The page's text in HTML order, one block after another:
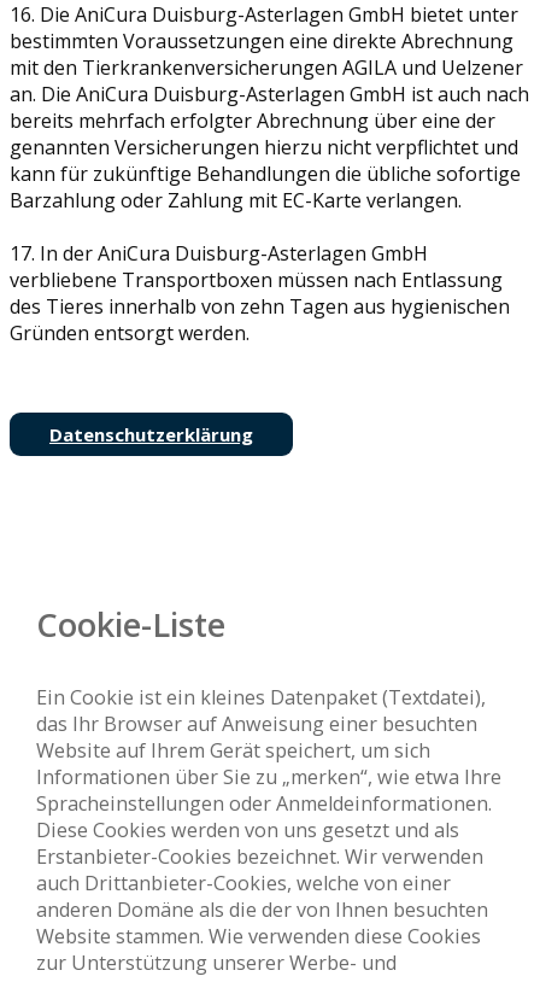
16. Die AniCura Duisburg-Asterlagen GmbH bietet unter
bestimmten Voraussetzungen eine direkte Abrechnung
mit den Tierkrankenversicherungen AGILA und Uelzener
an. Die AniCura Duisburg-Asterlagen GmbH ist auch nach
bereits mehrfach erfolgter Abrechnung über eine der
genannten Versicherungen hierzu nicht verpflichtet und
kann für zukünftige Behandlungen die übliche sofortige
Barzahlung oder Zahlung mit EC-Karte verlangen.
17. In der AniCura Duisburg-Asterlagen GmbH
verbliebene Transportboxen müssen nach Entlassung
des Tieres innerhalb von zehn Tagen aus hygienischen
Gründen entsorgt werden.
Datenschutzerklärung
Cookie-Liste
Ein Cookie ist ein kleines Datenpaket (Textdatei),
das Ihr Browser auf Anweisung einer besuchten
Website auf Ihrem Gerät speichert, um sich
Informationen über Sie zu „merken“, wie etwa Ihre
Spracheinstellungen oder Anmeldeinformationen.
Diese Cookies werden von uns gesetzt und als
Erstanbieter-Cookies bezeichnet. Wir verwenden
auch Drittanbieter-Cookies, welche von einer
anderen Domäne als die der von Ihnen besuchten
Website stammen. Wie verwenden diese Cookies
zur Unterstützung unserer Werbe- und